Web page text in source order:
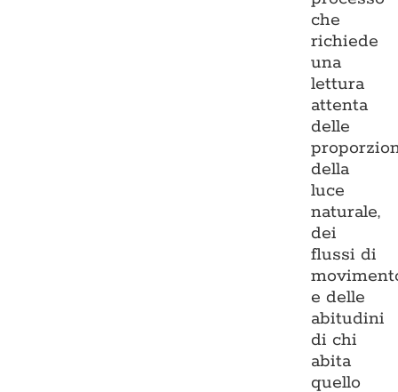
che
richiede
una
lettura
attenta
delle
della
luce
naturale,
dei
flussi di
e delle
abitudini
di chi
abita
quello